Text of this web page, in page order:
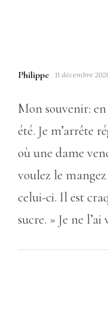
Philippe 11 décembre
Mon souvenir:
été. Je m’arrête
où une dame
voulez le
celui-ci. Il est
sucre. » Je ne